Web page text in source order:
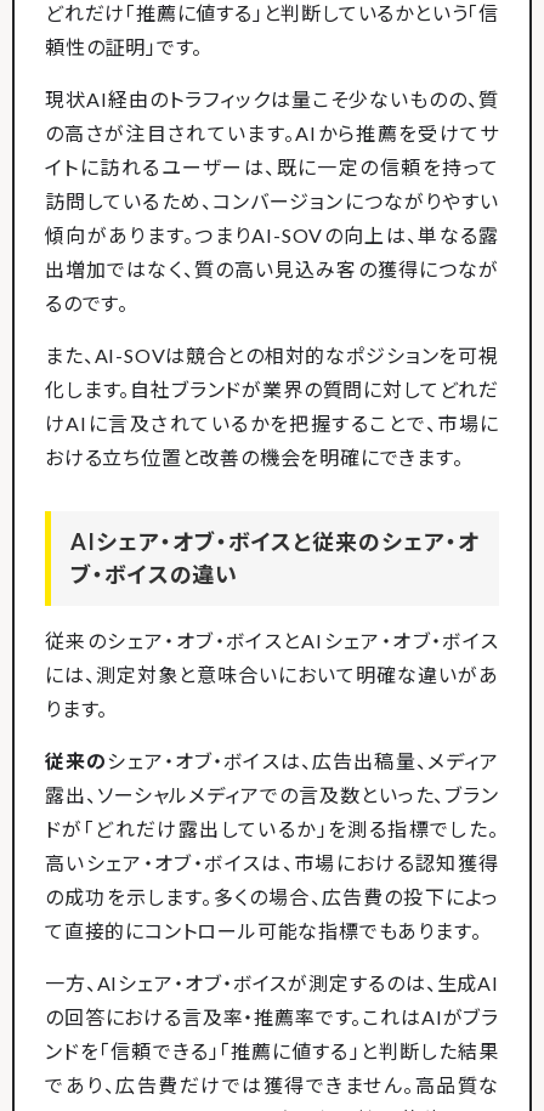
どれだけ「推薦に値する」と判断しているかという「信
頼性の証明」です。
現状AI経由のトラフィックは量こそ少ないものの、質
の高さが注目されています。AIから推薦を受けてサ
イトに訪れるユーザーは、既に一定の信頼を持って
訪問しているため、コンバージョンにつながりやすい
傾向があります。つまりAI-SOVの向上は、単なる露
出増加ではなく、質の高い見込み客の獲得につなが
るのです。
また、AI-SOVは競合との相対的なポジションを可視
化します。自社ブランドが業界の質問に対してどれだ
けAIに言及されているかを把握することで、市場に
おける立ち位置と改善の機会を明確にできます。
AIシェア・オブ・ボイスと従来のシェア・オ
ブ・ボイスの違い
従来のシェア・オブ・ボイスとAIシェア・オブ・ボイス
には、測定対象と意味合いにおいて明確な違いがあ
ります。
従来の シェア・オブ・ボイスは、広告出稿量、メディア
露出、ソーシャルメディアでの言及数といった、ブラン
ドが「どれだけ露出しているか」を測る指標でした。
高いシェア・オブ・ボイスは、市場における認知獲得
の成功を示します。多くの場合、広告費の投下によっ
て直接的にコントロール可能な指標でもあります。
一方、AIシェア・オブ・ボイスが測定するのは、生成AI
の回答における言及率・推薦率です。これはAIがブラ
ンドを「信頼できる」「推薦に値する」と判断した結果
であり、広告費だけでは獲得できません。高品質な